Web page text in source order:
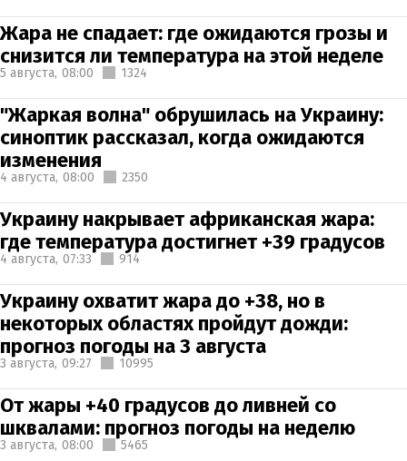
Жара не спадает: где ожидаются грозы и
снизится ли температура на этой неделе
5 августа, 08:00 1324
"Жаркая волна" обрушилась на Украину:
синоптик рассказал, когда ожидаются
изменения
4 августа, 08:00 2350
Украину накрывает африканская жара:
где температура достигнет +39 градусов
4 августа, 07:33 914
Украину охватит жара до +38, но в
некоторых областях пройдут дожди:
прогноз погоды на 3 августа
3 августа, 09:27 10995
От жары +40 градусов до ливней со
шквалами: прогноз погоды на неделю
3 августа, 08:00 5465